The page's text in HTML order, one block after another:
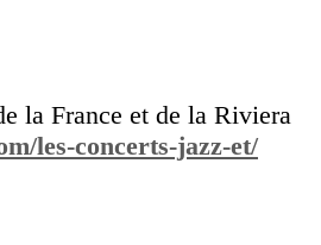
la France et de la Riviera
les-concerts-jazz-et/